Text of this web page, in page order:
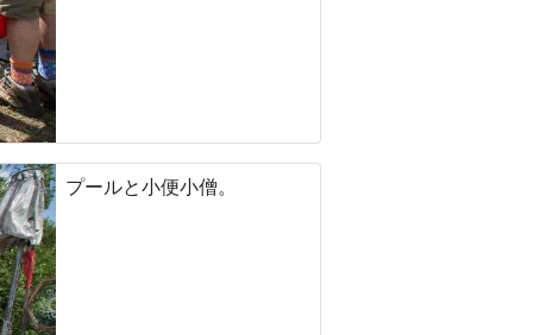
プールと小便小僧。